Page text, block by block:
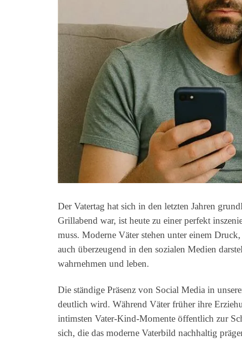
Der Vatertag hat sich in den letzten Jahren
Grillabend war, ist heute zu einer perfekt
muss. Moderne Väter stehen unter einem
auch überzeugend in den sozialen Medien
wahrnehmen und leben.
Die ständige Präsenz von Social Media in
deutlich wird. Während Väter früher ihre
intimsten Vater-Kind-Momente öffentlich zur
sich, die das moderne Vaterbild nachhaltig